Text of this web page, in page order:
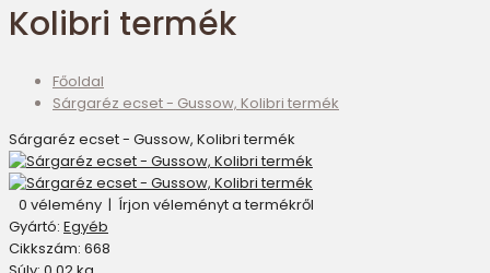
Kolibri termék
Főoldal
Sárgaréz ecset - Gussow, Kolibri termék
Sárgaréz ecset - Gussow, Kolibri termék
0 vélemény | Írjon véleményt a termékről
Gyártó: Egyéb
Cikkszám: 668